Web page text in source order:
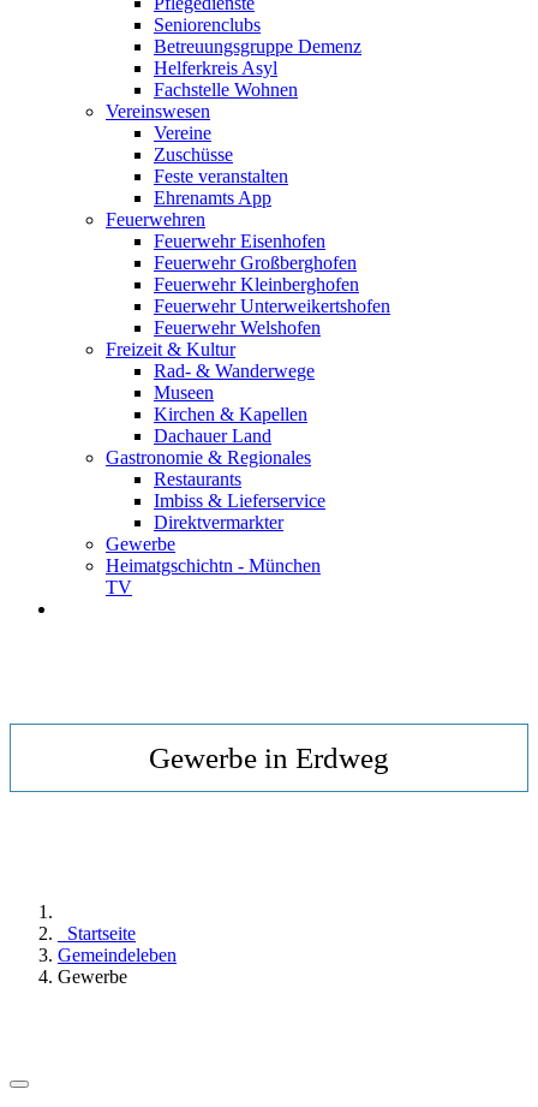
Seniorenclubs
Betreuungsgruppe Demenz
Helferkreis Asyl
Fachstelle Wohnen
Vereinswesen
Vereine
Zuschüsse
Feste veranstalten
Ehrenamts App
Feuerwehren
Feuerwehr Eisenhofen
Feuerwehr Großberghofen
Feuerwehr Kleinberghofen
Feuerwehr Unterweikertshofen
Feuerwehr Welshofen
Freizeit & Kultur
Rad- & Wanderwege
Museen
Kirchen & Kapellen
Dachauer Land
Gastronomie & Regionales
Restaurants
Imbiss & Lieferservice
Direktvermarkter
Gewerbe
Heimatgschichtn - München
TV
Gewerbe in Erdweg
Startseite
Gemeindeleben
Gewerbe